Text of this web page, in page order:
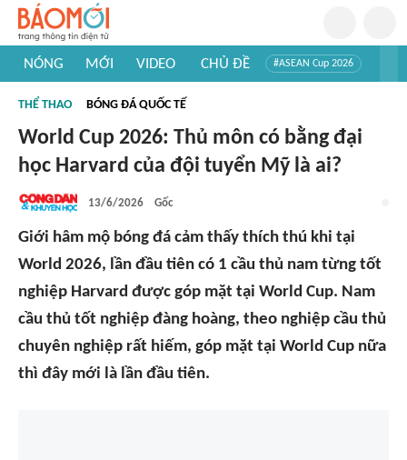
NÓNG MỚI VIDEO CHỦ ĐỀ #ASEAN Cup 2026
#Khám phá thế giới
THỂ THAO BÓNG ĐÁ QUỐC TẾ
World Cup 2026: Thủ môn có bằng đại
học Harvard của đội tuyển Mỹ là ai?
13/6/2026 Gốc
Giới hâm mộ bóng đá cảm thấy thích thú khi tại
World 2026, lần đầu tiên có 1 cầu thủ nam từng tốt
nghiệp Harvard được góp mặt tại World Cup. Nam
cầu thủ tốt nghiệp đàng hoàng, theo nghiệp cầu thủ
chuyên nghiệp rất hiếm, góp mặt tại World Cup nữa
thì đây mới là lần đầu tiên.